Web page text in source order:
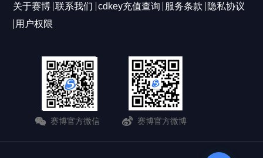
关于赛博 联系我们 cdkey充值查询 服务条款
隐私协议
用户权限
赛博官方微信 赛博官方微博